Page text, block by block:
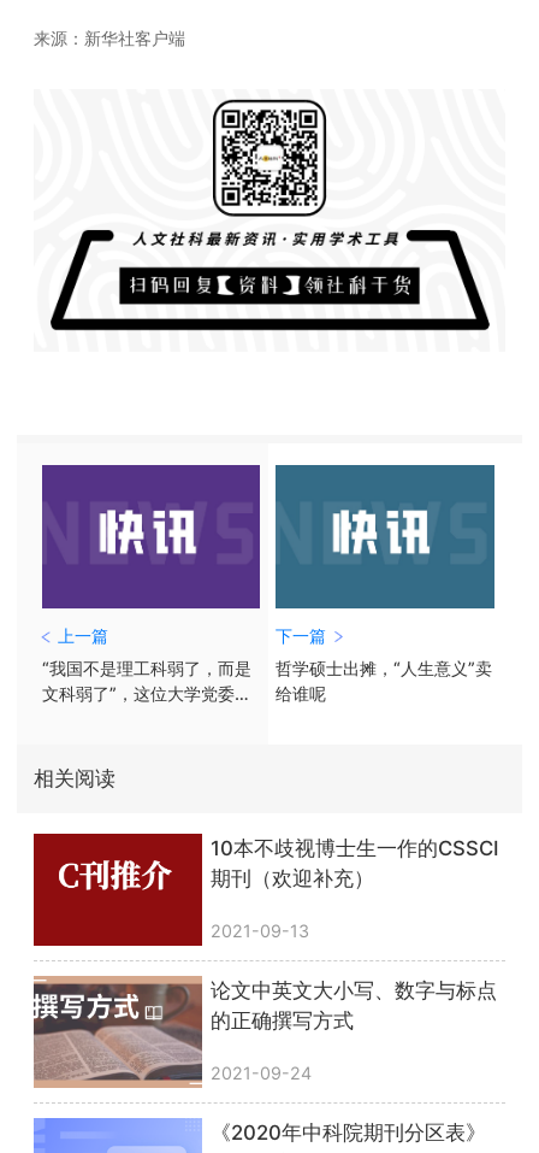
来源：新华社客户端
上一篇
“我国不是理工科弱了，而是
文科弱了”，这位大学党委书
下一篇
哲学硕士出摊，“人生意义”卖
给谁呢
相关阅读
10本不歧视博士生一作的CSSCI
期刊（欢迎补充）
2021-09-13
论文中英文大小写、数字与标点
的正确撰写方式
2021-09-24
《2020年中科院期刊分区表》